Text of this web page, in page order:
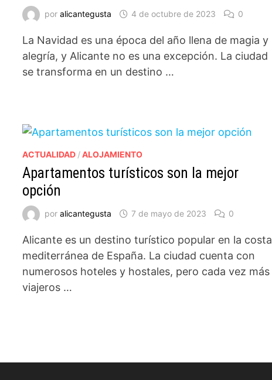
poralicantegusta 4 de octubre de 2023 0
La Navidad es una época del año llena de magia y
alegría, y Alicante no es una excepción. La ciudad
se transforma en un destino …
ACTUALIDAD /ALOJAMIENTO
Apartamentos turísticos son la mejor
opción
poralicantegusta 7 de mayo de 2023 0
Alicante es un destino turístico popular en la costa
mediterránea de España. La ciudad cuenta con
numerosos hoteles y hostales, pero cada vez más
viajeros …